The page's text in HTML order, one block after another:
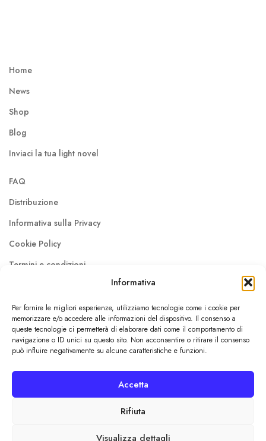
Informativa
Per fornire le migliori esperienze, utilizziamo tecnologie come i cookie per
memorizzare e/o accedere alle informazioni del dispositivo. Il consenso a
queste tecnologie ci permetterà di elaborare dati come il comportamento di
navigazione o ID unici su questo sito. Non acconsentire o ritirare il consenso
può influire negativamente su alcune caratteristiche e funzioni.
Accetta
Rifiuta
Visualizza dettagli
Home
News
Shop
Blog
Inviaci la tua light novel
FAQ
Distribuzione
Informativa sulla Privacy
Cookie Policy
Termini e condizioni
Contattaci
Lavora con noi
© Dokusho Edizioni Srl 2026
Pisa / P.IVA: 02410240507 / REA: PI - 204992